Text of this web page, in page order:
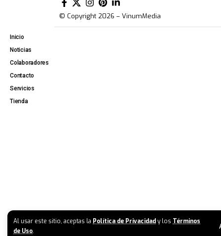
Al usar este sitio, aceptas la Política de Privacidad y los Términos
de Uso.
© Copyright 2026 – VinumMedia
Inicio
Noticias
Colaboradores
Contacto
Servicios
Tienda